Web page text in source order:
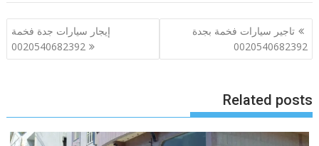
تصفّح
المقالات
تاجير سيارات فخمة بجدة
0020540682392
إيجار سيارات جدة فخمة
0020540682392
Related posts